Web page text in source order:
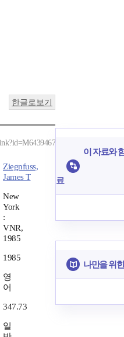
한글로보기
Ziegnfuss,
James T
New
York
:
VNR,
1985
1985
영
어
347.73
일
이 자료와
료
나만을 위